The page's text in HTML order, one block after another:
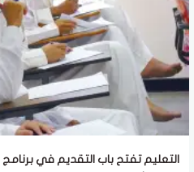
التعليم تفتح باب التقديم في